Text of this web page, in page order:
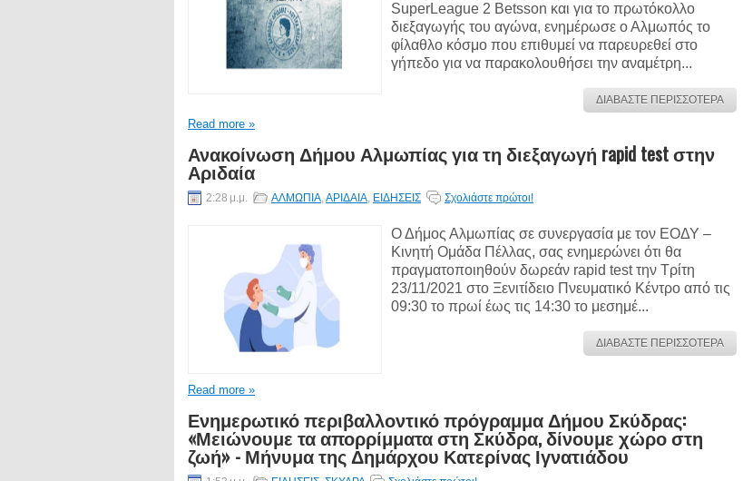
SuperLeague 2 Betsson και για το πρωτόκολλο
διεξαγωγής του αγώνα, ενημέρωσε ο Αλμωπός το
φίλαθλο κόσμο που επιθυμεί να παρευρεθεί στο
γήπεδο για να παρακολουθήσει την αναμέτρη...
ΔΙΑΒΑΣΤΕ ΠΕΡΙΣΣΟΤΕΡΑ
Read more »
Ανακοίνωση Δήμου Αλμωπίας για τη διεξαγωγή rapid test στην
Αριδαία
2:28 μ.μ. ΑΛΜΩΠΙΑ,ΑΡΙΔΑΙΑ, ΕΙΔΗΣΕΙΣ Σχολιάστε πρώτοι!
Ο Δήμος Αλμωπίας σε συνεργασία με τον ΕΟΔΥ –
Κινητή Ομάδα Πέλλας, σας ενημερώνει ότι θα
πραγματοποιηθούν δωρεάν rapid test την Τρίτη
23/11/2021 στο Ξενιτίδειο Πνευματικό Κέντρο από τις
09:30 το πρωί έως τις 14:30 το μεσημέ...
ΔΙΑΒΑΣΤΕ ΠΕΡΙΣΣΟΤΕΡΑ
Read more »
Ενημερωτικό περιβαλλοντικό πρόγραμμα Δήμου Σκύδρας:
«Μειώνουμε τα απορρίμματα στη Σκύδρα, δίνουμε χώρο στη
ζωή» - Μήνυμα της Δημάρχου Κατερίνας Ιγνατιάδου